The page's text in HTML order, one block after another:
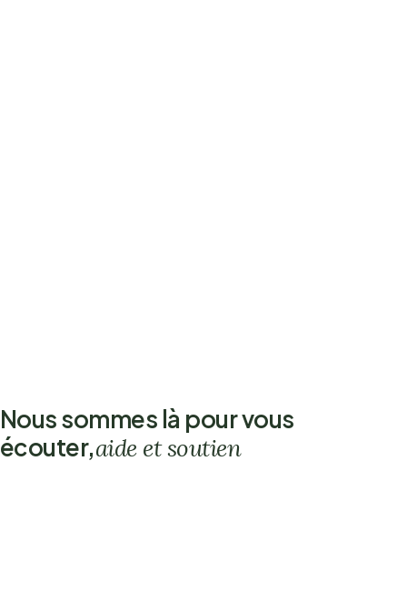
Nous sommes là pour vous
écouter,aide et soutien